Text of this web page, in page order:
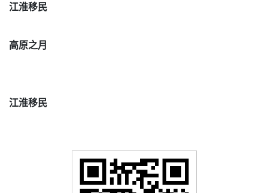
江淮移民
高原之月
江淮移民